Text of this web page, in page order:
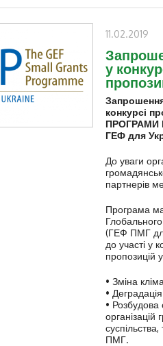
11.02.2019
у
конкурсі
ПРОГРАМИ
ГЕФдля
До уваги
партнерів
Програма
(ГЕФ ПМГ
до участі у
пропозицій
• Зміна
•
• Розбудова
організацій
ПМГ.